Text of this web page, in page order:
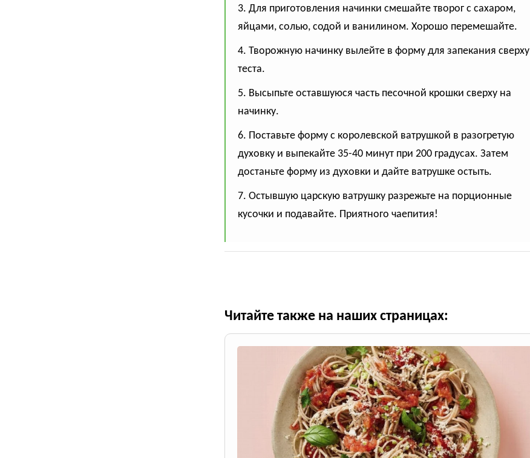
3. Для приготовления начинки смешайте творог с сахаром,
яйцами, солью, содой и ванилином. Хорошо перемешайте.
4. Творожную начинку вылейте в форму для запекания сверху
теста.
5. Высыпьте оставшуюся часть песочной крошки сверху на
начинку.
6. Поставьте форму с королевской ватрушкой в разогретую
духовку и выпекайте 35-40 минут при 200 градусах. Затем
достаньте форму из духовки и дайте ватрушке остыть.
7. Остывшую царскую ватрушку разрежьте на порционные
кусочки и подавайте. Приятного чаепития!
Читайте также на наших страницах: